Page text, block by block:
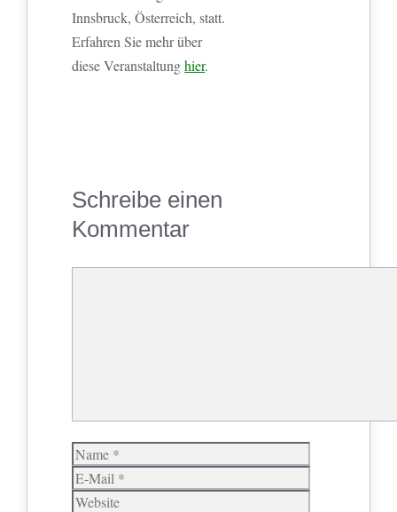
Innsbruck, Österreich, statt.
Erfahren Sie mehr über
diese Veranstaltunghier.
Schreibe einen
Kommentar
Name
E-
Mail
Website